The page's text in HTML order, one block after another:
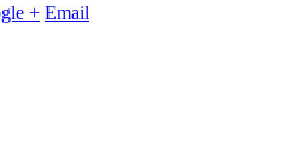
+ Email